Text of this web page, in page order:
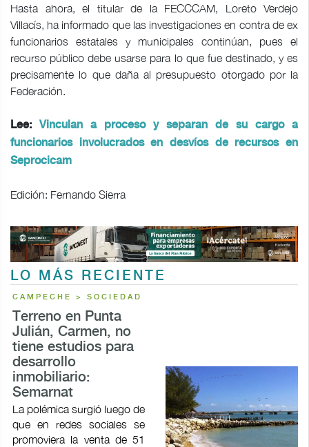
Hasta ahora, el titular de la FECCCAM, Loreto Verdejo
Villacís, ha informado que las investigaciones en contra de ex
funcionarios estatales y municipales continúan, pues el
recurso público debe usarse para lo que fue destinado, y es
precisamente lo que daña al presupuesto otorgado por la
Federación.
Lee: Vinculan a proceso y separan de su cargo a
funcionarios involucrados en desvíos de recursos en
Seprocicam
Edición: Fernando Sierra
LO MÁS RECIENTE
CAMPECHE > SOCIEDAD
Terreno en Punta
Julián, Carmen, no
tiene estudios para
desarrollo
inmobiliario:
Semarnat
La polémica surgió luego de
que en redes sociales se
promoviera la venta de 51